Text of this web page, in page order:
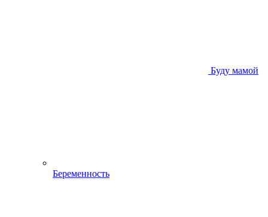
Буду мамой
Беременность